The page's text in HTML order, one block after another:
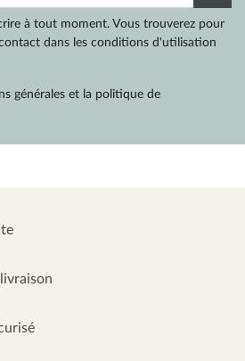
à tout moment. Vous trouverez pour
dans les conditions d'utilisation
générales et la politique de